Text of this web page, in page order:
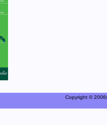
Copyright ©